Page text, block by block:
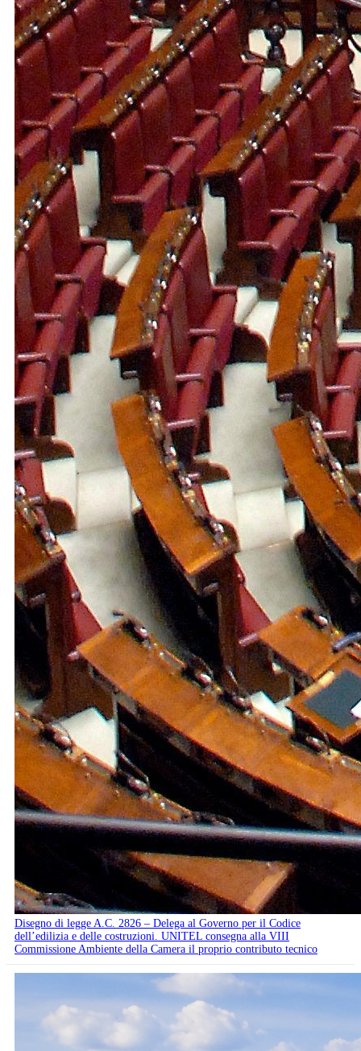
Disegno di legge A.C. 2826 – Delega al Governo per il Codice
dell’edilizia e delle costruzioni. UNITEL consegna alla VIII
Commissione Ambiente della Camera il proprio contributo tecnico